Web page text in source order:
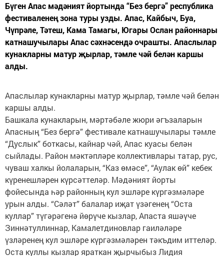
Бүген Апас мәдәният йортында “Без бергә” республика
фестиваленең зона туры узды. Апас, Кайбыч, Буа,
Чүпрәле, Тәтеш, Кама Тамагы, Югары Ослан районнары
катнашучылары Апас сәхнәсендә очрашты. Апаслылар
кунакларны матур җырлар, тәмле чәй белән каршы
алды.
Апаслылар кунакларны матур җырлар, тәмле чәй белән
каршы алды.
Башкала кунакларын, мәртәбәле жюри әгъзаларын
Апасның “Без бергә” фестивале катнашучылары тәмле
“Дуслык” боткасы, кайнар чәй, Апас куасы белән
сыйлады. Район мәктәпләре коллективлары татар, рус,
чуваш халкы йолаларын, “Каз өмәсе”, “Аулак өй” кебек
күренешләрен күрсәттеләр. Мәдәният йорты
фойесында һәр районның кул эшләре күргәзмәләре
урын алды. “Сәләт” балалар иҗат үзәгенең “Оста
куллар” түгәрәгенә йөрүче кызлар, Апаста яшәүче
Зиннәтуллиннар, Камалетдиновлар гаиләләре
үзләренең кул эшләре күргәзмәләрен тәкъдим иттеләр.
Оста куллы кызлар яраткан җырчыбыз Лидия